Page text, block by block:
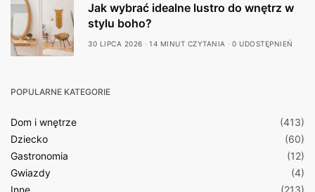
Jak wybrać idealne lustro do wnętrz w
stylu boho?
30 LIPCA 2026 14 MINUT CZYTANIA 0 UDOSTĘPNIEŃ
POPULARNE KATEGORIE
Dom i wnętrze
(413)
Dziecko
(60)
Gastronomia
(12)
Gwiazdy
(4)